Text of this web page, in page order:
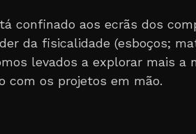
confinado aos ecrãs dos
da fisicalidade (esboços;
levados a explorar mais a
com os projetos em mão.